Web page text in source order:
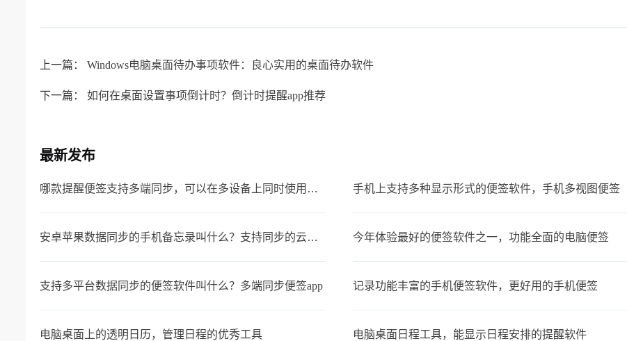
上一篇： Windows电脑桌面待办事项软件：良心实用的桌面待办软件
下一篇： 如何在桌面设置事项倒计时？倒计时提醒app推荐
最新发布
哪款提醒便签支持多端同步，可以在多设备上同时使用的便签 手机上支持多种显示形式的便签软件，手机多视图便签
安卓苹果数据同步的手机备忘录叫什么？支持同步的云备忘录 今年体验最好的便签软件之一，功能全面的电脑便签
支持多平台数据同步的便签软件叫什么？多端同步便签app 记录功能丰富的手机便签软件，更好用的手机便签
电脑桌面上的透明日历，管理日程的优秀工具 电脑桌面日程工具，能显示日程安排的提醒软件